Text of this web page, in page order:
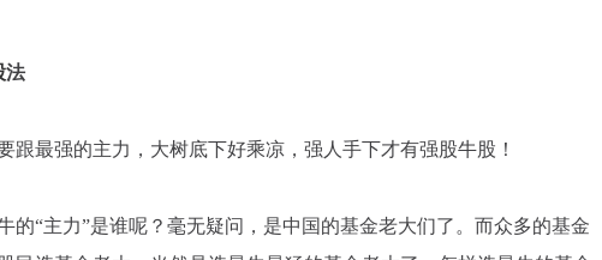
法
最强的主力，大树底下好乘凉，强人手下才有强股牛股！
“主力”是谁呢？毫无疑问，是中国的基金老大们了。而众多的基金